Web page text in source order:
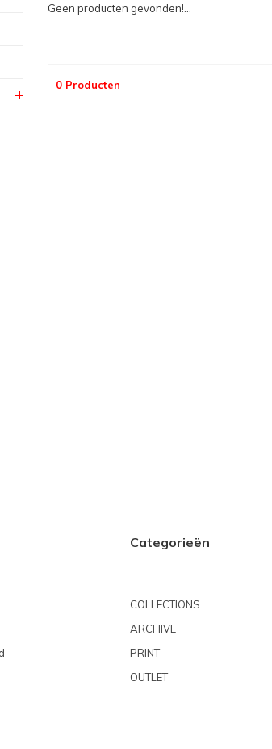
Geen producten gevonden!...
0 Producten
Categorieën
COLLECTIONS
ARCHIVE
PRINT
OUTLET